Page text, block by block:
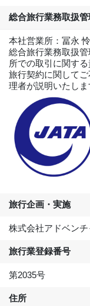
総合旅行業務取扱
本社営業所：冨永
総合旅行業務取扱
所での取引に関する
旅行契約に関して
理者が説明いたしま
旅行企画・実施
株式会社アドベン
旅行業登録番号
第2035号
住所